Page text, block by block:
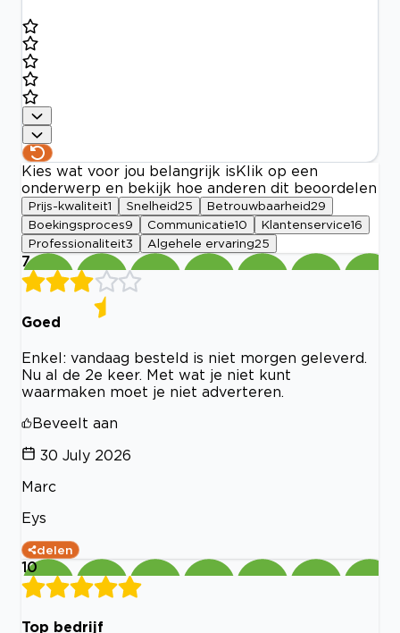
Kies wat voor jou belangrijk is Klik op een
onderwerp en bekijk hoe anderen dit beoordelen
Prijs-kwaliteit1 Snelheid25 Betrouwbaarheid29
Boekingsproces9 Communicatie10 Klantenservice16
Professionaliteit3 Algehele ervaring25
7
Goed
Enkel: vandaag besteld is niet morgen geleverd.
Nu al de 2e keer. Met wat je niet kunt
waarmaken moet je niet adverteren.
Beveelt aan
30 July 2026
Marc
Eys
delen
10
Top bedrijf